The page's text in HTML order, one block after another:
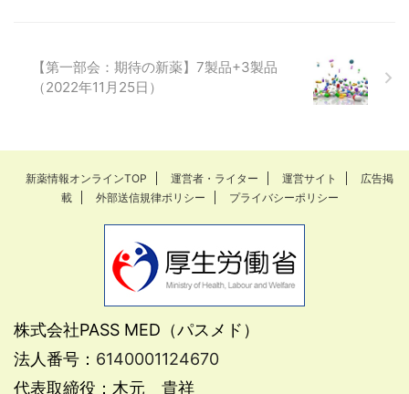
【第一部会：期待の新薬】7製品+3製品
（2022年11月25日）
新薬情報オンラインTOP 運営者・ライター 運営サイト
広告掲
載
外部送信規律ポリシー プライバシーポリシー
株式会社PASS MED（パスメド）
法人番号： 6140001124670
代表取締役：木元 貴祥